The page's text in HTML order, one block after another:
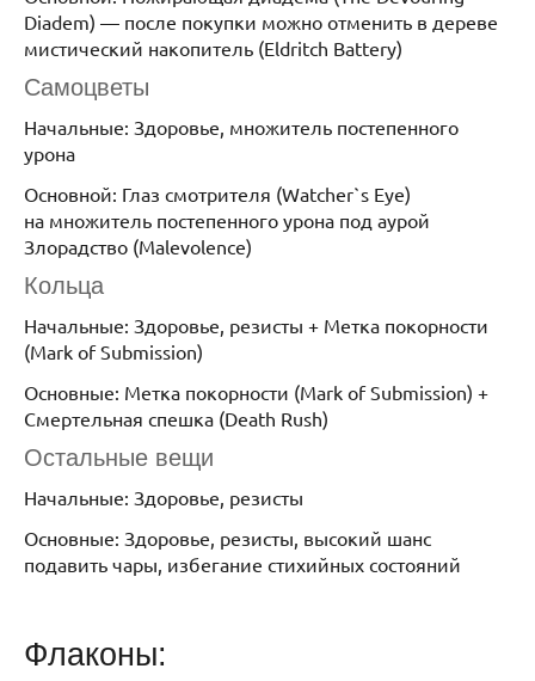
Diadem) — после покупки можно отменить в дереве
мистический накопитель (Eldritch Battery)
Самоцветы
Начальные: Здоровье, множитель постепенного
урона
Основной: Глаз смотрителя (Watcher`s Eye)
на множитель постепенного урона под аурой
Злорадство (Malevolence)
Кольца
Начальные: Здоровье, резисты + Метка покорности
(Mark of Submission)
Основные: Метка покорности (Mark of Submission) +
Смертельная спешка (Death Rush)
Остальные вещи
Начальные: Здоровье, резисты
Основные: Здоровье, резисты, высокий шанс
подавить чары, избегание стихийных состояний
Флаконы: